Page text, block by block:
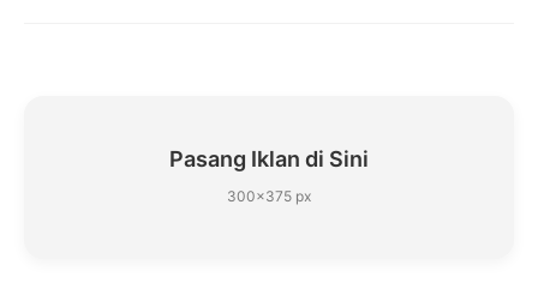
Pasang Iklan di Sini
300×375 px